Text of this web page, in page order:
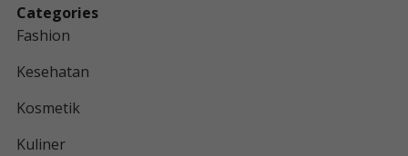
Categories
Fashion
Kesehatan
Kosmetik
Kuliner